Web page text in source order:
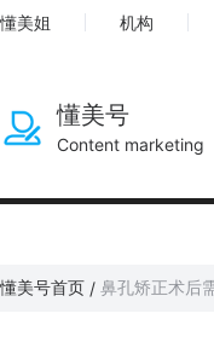
懂美姐 机构
懂美号
Content marketing
懂美号首页 / 鼻孔矫正术后